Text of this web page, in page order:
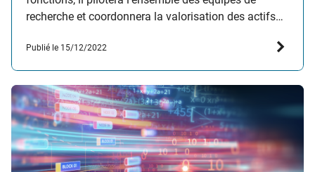
recherche et coordonnera la valorisation des actifs
de Directeur du programme Confiance.ai, piloté par
Publié le 15/12/2022